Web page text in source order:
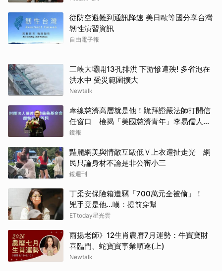
從防空避難到通訊降速 美日歐等國分享台灣
韌性演習資訊
自由電子報
三峽大壩開13孔排洪 下游慘遭殃! 多省泡在
洪水中 受災範圍擴大
Newtalk
牽線慈濟高層就是他！跪拜證嚴法師打開信
任窗口 檢揭「美國慈濟青年」李易儒人脈
網絡
鏡報
豔麗網美與情敵互毆低Ｖ上衣遭扯走光 網
民只論身材不論是非公審小三
鏡週刊
丁柔安保險箱遭竊「700萬元全被偷」！
兇手竟是他...嘆：提前穿幫
ETtoday星光雲
雨揚老師》12生肖農曆7月運勢：牛寶寶財
喜臨門、蛇寶寶事業順遂(上)
Newtalk